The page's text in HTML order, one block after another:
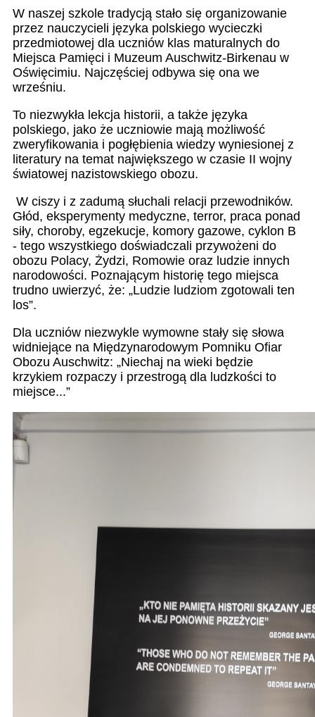
W naszej szkole tradycją stało się organizowanie
przez nauczycieli języka polskiego wycieczki
przedmiotowej dla uczniów klas maturalnych do
Miejsca Pamięci i Muzeum Auschwitz-Birkenau w
Oświęcimiu. Najczęściej odbywa się ona we
wrześniu.
To niezwykła lekcja historii, a także języka
polskiego, jako że uczniowie mają możliwość
zweryfikowania i pogłębienia wiedzy wyniesionej z
literatury na temat największego w czasie II wojny
światowej nazistowskiego obozu.
W ciszy i z zadumą słuchali relacji przewodników.
Głód, eksperymenty medyczne, terror, praca ponad
siły, choroby, egzekucje, komory gazowe, cyklon B
- tego wszystkiego doświadczali przywożeni do
obozu Polacy, Żydzi, Romowie oraz ludzie innych
narodowości. Poznającym historię tego miejsca
trudno uwierzyć, że: „Ludzie ludziom zgotowali ten
los”.
Dla uczniów niezwykle wymowne stały się słowa
widniejące na Międzynarodowym Pomniku Ofiar
Obozu Auschwitz: „Niechaj na wieki będzie
krzykiem rozpaczy i przestrogą dla ludzkości to
miejsce...”